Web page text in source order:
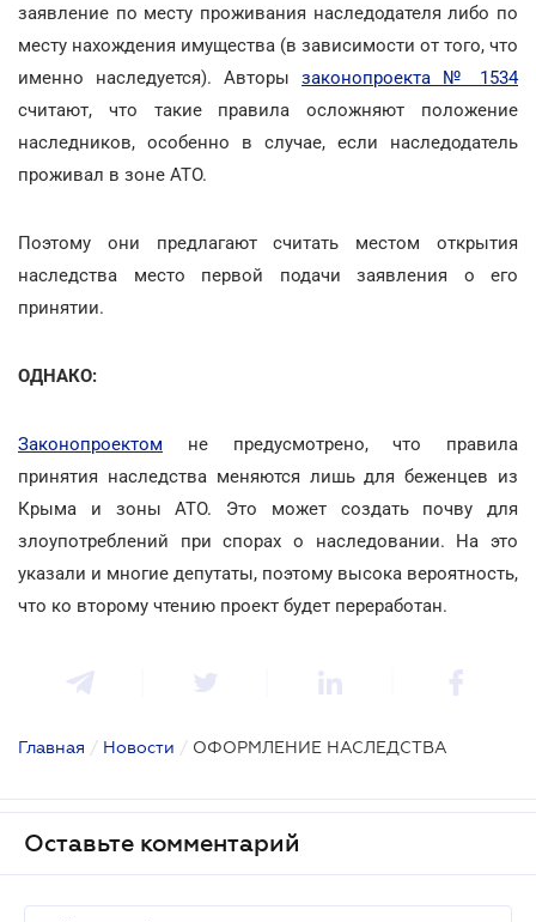
заявление по месту проживания наследодателя либо по
месту нахождения имущества (в зависимости от того, что
именно наследуется). Авторы законопроекта № 1534
считают, что такие правила осложняют положение
наследников, особенно в случае, если наследодатель
проживал в зоне АТО.
Поэтому они предлагают считать местом открытия
наследства место первой подачи заявления о его
принятии.
ОДНАКО:
Законопроектом не предусмотрено, что правила
принятия наследства меняются лишь для беженцев из
Крыма и зоны АТО. Это может создать почву для
злоупотреблений при спорах о наследовании. На это
указали и многие депутаты, поэтому высока вероятность,
что ко второму чтению проект будет переработан.
Главная / Новости / ОФОРМЛЕНИЕ НАСЛЕДСТВА
Оставьте комментарий